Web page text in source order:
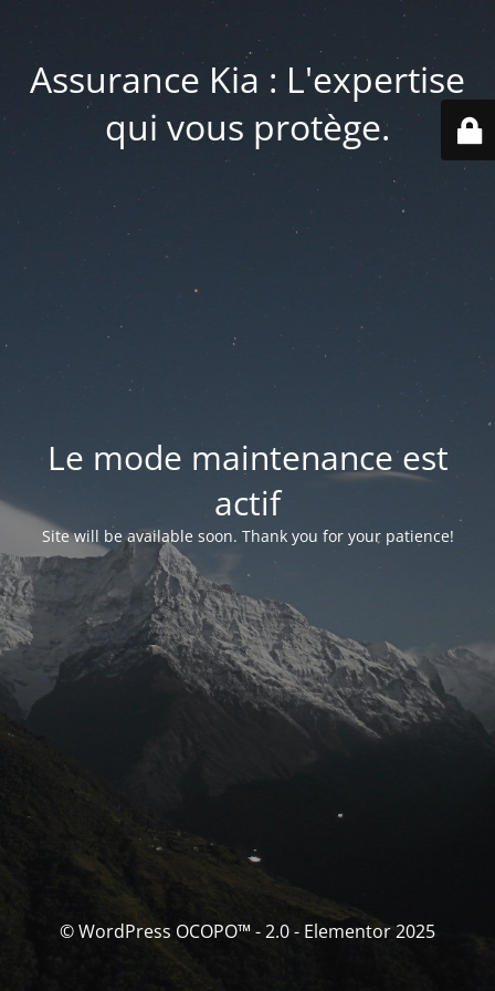
Assurance Kia : L'expertise
qui vous protège.
Le mode maintenance est
actif
Site will be available soon. Thank you for your patience!
© WordPress OCOPO™ - 2.0 - Elementor 2025